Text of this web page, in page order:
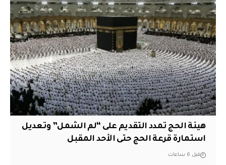
هيئة الحج تمدد التقديم على “لم الشمل” وتعديل
استمارة قرعة الحج حتى الأحد المقبل
قبل 6 ساعات